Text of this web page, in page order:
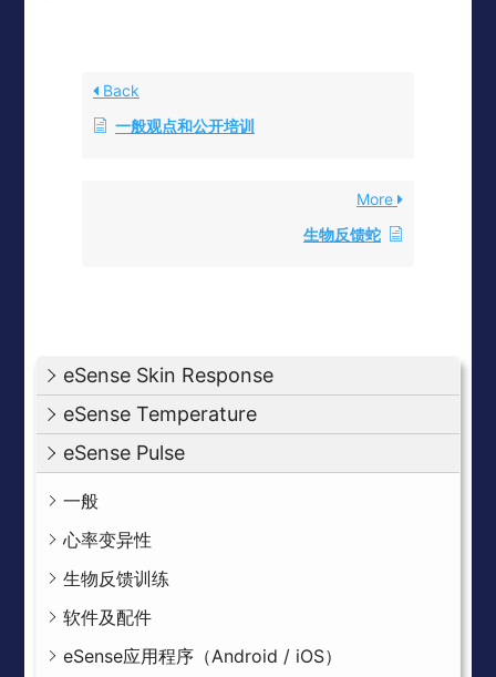
eSense Skin Response
eSense Temperature
eSense Pulse
一般
心率变异性
生物反馈训练
软件及配件
eSense应用程序（Android / iOS）
Back
一般观点和公开培训
More
生物反馈蛇